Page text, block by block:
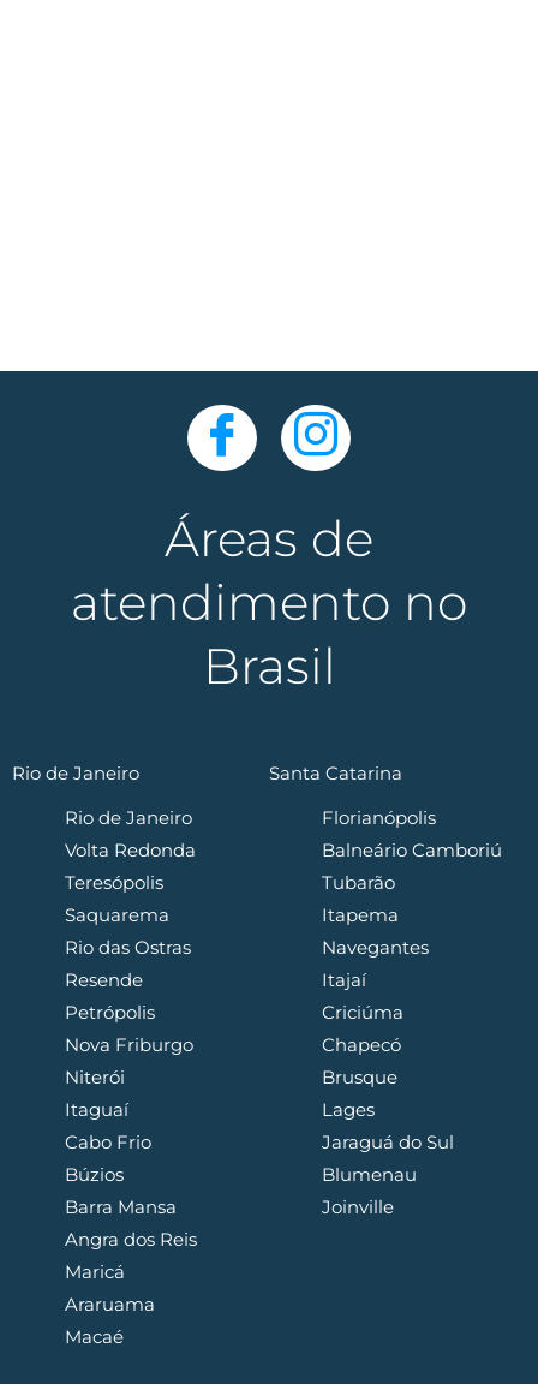
Áreas de
atendimento no
Brasil
Rio de Janeiro
Rio de Janeiro
Volta Redonda
Teresópolis
Saquarema
Rio das Ostras
Resende
Petrópolis
Nova Friburgo
Niterói
Itaguaí
Cabo Frio
Búzios
Barra Mansa
Angra dos Reis
Maricá
Araruama
Macaé
Santa Catarina
Florianópolis
Balneário Camboriú
Tubarão
Itapema
Navegantes
Itajaí
Criciúma
Chapecó
Brusque
Lages
Jaraguá do Sul
Blumenau
Joinville